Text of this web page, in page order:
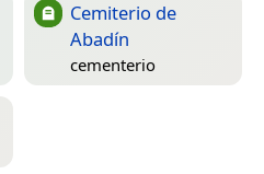
Cemiterio de
Abadín
cementerio